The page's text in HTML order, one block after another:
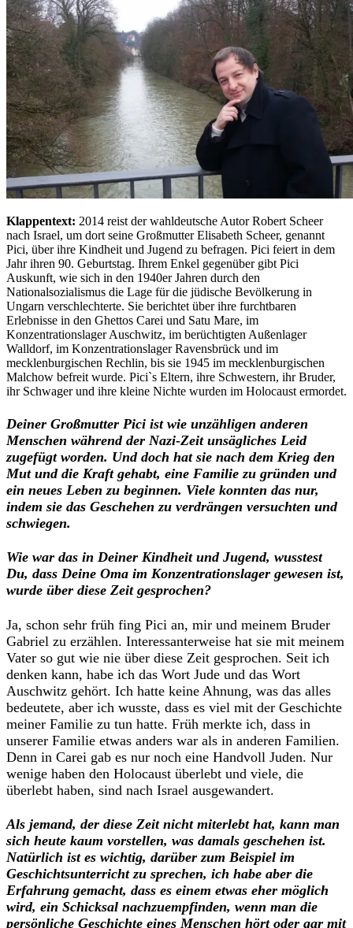
Klappentext: 2014 reist der wahldeutsche Autor Robert Scheer
nach Israel, um dort seine Großmutter Elisabeth Scheer, genannt
Pici, über ihre Kindheit und Jugend zu befragen. Pici feiert in dem
Jahr ihren 90. Geburtstag. Ihrem Enkel gegenüber gibt Pici
Auskunft, wie sich in den 1940er Jahren durch den
Nationalsozialismus die Lage für die jüdische Bevölkerung in
Ungarn verschlechterte. Sie berichtet über ihre furchtbaren
Erlebnisse in den Ghettos Carei und Satu Mare, im
Konzentrationslager Auschwitz, im berüchtigten Außenlager
Walldorf, im Konzentrationslager Ravensbrück und im
mecklenburgischen Rechlin, bis sie 1945 im mecklenburgischen
Malchow befreit wurde. Pici`s Eltern, ihre Schwestern, ihr Bruder,
ihr Schwager und ihre kleine Nichte wurden im Holocaust ermordet.
Deiner Großmutter Pici ist wie unzähligen anderen
Menschen während der Nazi-Zeit unsägliches Leid
zugefügt worden. Und doch hat sie nach dem Krieg den
Mut und die Kraft gehabt, eine Familie zu gründen und
ein neues Leben zu beginnen. Viele konnten das nur,
indem sie das Geschehen zu verdrängen versuchten und
schwiegen.
Wie war das in Deiner Kindheit und Jugend, wusstest
Du, dass Deine Oma im Konzentrationslager gewesen ist,
wurde über diese Zeit gesprochen?
Ja, schon sehr früh fing Pici an, mir und meinem Bruder
Gabriel zu erzählen. Interessanterweise hat sie mit meinem
Vater so gut wie nie über diese Zeit gesprochen. Seit ich
denken kann, habe ich das Wort Jude und das Wort
Auschwitz gehört. Ich hatte keine Ahnung, was das alles
bedeutete, aber ich wusste, dass es viel mit der Geschichte
meiner Familie zu tun hatte. Früh merkte ich, dass in
unserer Familie etwas anders war als in anderen Familien.
Denn in Carei gab es nur noch eine Handvoll Juden. Nur
wenige haben den Holocaust überlebt und viele, die
überlebt haben, sind nach Israel ausgewandert.
Als jemand, der diese Zeit nicht miterlebt hat, kann man
sich heute kaum vorstellen, was damals geschehen ist.
Natürlich ist es wichtig, darüber zum Beispiel im
Geschichtsunterricht zu sprechen, ich habe aber die
Erfahrung gemacht, dass es einem etwas eher möglich
wird, ein Schicksal nachzuempfinden, wenn man die
persönliche Geschichte eines Menschen hört oder gar mit